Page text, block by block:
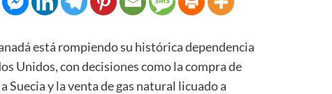
está rompiendo su histórica dependencia
Unidos, con decisiones como la compra de
Suecia y la venta de gas natural licuado a